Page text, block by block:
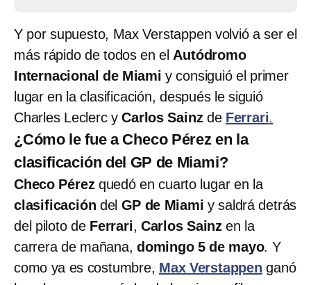
Y por supuesto, Max Verstappen volvió a ser el
más rápido de todos en el Autódromo
Internacional de Miamiy consiguió el primer
lugar en la clasificación, después le siguió
Charles Leclerc yCarlos Sainz de Ferrari.
¿Cómo le fue a Checo Pérez en la
clasificación del GP de Miami?
Checo Pérezquedó en cuarto lugar en la
clasificación del GP de Miamiy saldrá detrás
del piloto de Ferrari, Carlos Sainzen la
carrera de mañana,domingo 5 de mayo. Y
como ya es costumbre, Max Verstappen ganó